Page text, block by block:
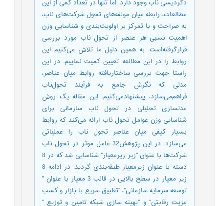
دگردیسی ناب وجود دارد. اما تنها در تعداد کمی از این
مطالعات، رابطه میان مولفه‌های تحول شرکت‌های ناب،
به صراحت و با تمرکز بر اولویت‌بندی و شناسایی وزن
اهمیت نسبی هر عنصر از تحول ناب مورد بررسی
قرار‌گرفته‌است. به همین دلیل ما تلاش می‌کنیم این
روابط را در این مطالعه تعیین کمیت نماییم. در این
راستا جهت بررسی ساختار‌یافته روابط میان عناصر،
مدلی که نگرش جامع به فرآیند تحول‌ناب
فراهم‌می‌سازد، پیشنهاد‌می‌کنیم. این مقاله یک روش
مدلسازی تحلیلی در تحول ناب سازمانی برای
شناسایی وزن عوامل تحول ناب ارائه می‌کند که روابط
بسیار کیفی میان عناصر تحول ناب را عملیاتی
می‌سازد. در این پژوهش32 عامل موثر در تحول ناب
شرکت‌ها با عنوان "زیر زیر‌معیار" شناسایی شد که در 8
دسته با عنوان زیر‌معیار طبقه‌بندی گردید. در ادامه 8
زیر معیار در سطح بالایی در قالب 3 معیار با عنوان "
توسعه سرمایه سازمانی"، "تطبیق سریع با بازار و کسب
مزیت رقابتی" و "بهینه سازی شبکه تامین و توزیع "